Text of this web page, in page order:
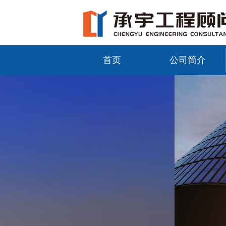
首页 公司简介